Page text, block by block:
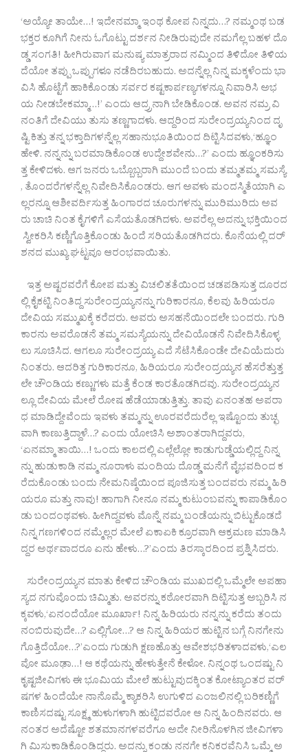
‘ಅಯ್ಯೋ ತಾಯೇ…! ಇದೇನಮ್ಮಾ ಇಂಥ ಕೋಪ ನಿನ್ನದು…? ನಮ್ಮಂಥ ಬಡ
ಭಕ್ತರ ಕೂಗಿಗೆ ನೀನು ಓಗೊಟ್ಟು ದರ್ಶನ ನೀಡಿರುವುದೇ ನಮಗೆಲ್ಲ ಬಹಳ ದೊ
ಡ್ಡ ಸಂಗತಿ! ಹೀಗಿರುವಾಗ ಮನುಷ್ಯ ಮಾತ್ರರಾದ ನಮ್ಮಿಂದ ತಿಳಿದೋ ತಿಳಿಯ
ದೆಯೋ ತಪ್ಪು ಒಪ್ಪುಗಳೂ ನಡೆದಿರಬಹುದು. ಅದನ್ನೆಲ್ಲ ನಿನ್ನ ಮಕ್ಕಳೆಂದು ಭಾ
ವಿಸಿ ಹೊಟ್ಟೆಗೆ ಹಾಕಿಕೊಂಡು ಸರ್ವರ ಕಷ್ಟಕಾರ್ಪಣ್ಯಗಳನ್ನೂ ನಿವಾರಿಸಿ ಅಭ
ಯ ನೀಡಬೇಕಮ್ಮಾ…!’ ಎಂದು ಆದ್ರ್ರನಾಗಿ ಬೇಡಿಕೊಂಡ. ಅವನ ನಮ್ರ ವಿ
ನಂತಿಗೆ ದೇವಿಯು ತುಸು ತಣ್ಣಗಾದಳು. ಆದ್ದರಿಂದ ಸುರೇಂದ್ರಯ್ಯನಿಂದ ದೃ
ಷ್ಟಿ ಕಿತ್ತು ತನ್ನ ಭಕ್ತಾದಿಗಳನ್ನೆಲ್ಲ ಸಹಾನುಭೂತಿಯಿಂದ ದಿಟ್ಟಿಸಿದವಳು,‘ಹ್ಞೂಂ
ಹೇಳಿ. ನನ್ನನ್ನು ಬರಮಾಡಿಕೊಂಡ ಉದ್ದೇಶವೇನು…?’ ಎಂದು ಹ್ಞೂಂಕರಿಸು
ತ್ತ ಕೇಳಿದಳು. ಆಗ ಜನರು ಒಬ್ಬೊಬ್ಬರಾಗಿ ಮುಂದೆ ಬಂದು ತಮ್ಮತಮ್ಮ ಸಮಸ್ಯೆ
, ತೊಂದರೆಗಳನ್ನೆಲ್ಲ ನಿವೇದಿಸಿಕೊಂಡರು. ಆಗ ಅವಳು ಮಂದಸ್ಮಿತೆಯಾಗಿ ಎ
ಲ್ಲರನ್ನೂ ಆಶೀವರ್ದಿಸುತ್ತ ಹಿಂಗಾರದ ಚೂರುಗಳನ್ನು ಮುರಿಮುರಿದು ಅವ
ರು ಚಾಚಿ ನಿಂತ ಕೈಗಳಿಗೆ ಎಸೆಯತೊಡಗಿದಳು. ಅವರೆಲ್ಲ ಅದನ್ನು ಭಕ್ತಿಯಿಂದ
ಸ್ವೀಕರಿಸಿ ಕಣ್ಣಿಗೊತ್ತಿಕೊಂಡು ಹಿಂದೆ ಸರಿಯತೊಡಗಿದರು. ಕೊನೆಯಲ್ಲಿ ದರ್
ಶನದ ಮುಖ್ಯ ಘಟ್ಟವೂ ಆರಂಭವಾಯಿತು.
ಇತ್ತ ಅಷ್ಟರವರೆಗೆ ಕೋಪ ಮತ್ತು ವಿಚಲಿತತೆಯಿಂದ ಚಡಪಡಿಸುತ್ತ ದೂರದ
ಲ್ಲಿ ಕೈಕಟ್ಟಿ ನಿಂತಿದ್ದ ಸುರೇಂದ್ರಯ್ಯನನ್ನು ಗುರಿಕಾರನೂ, ಕೆಲವು ಹಿರಿಯರೂ
ದೇವಿಯ ಸಮ್ಮುಖಕ್ಕೆ ಕರೆದರು. ಅವರು ಅಸಹನೆಯಿಂದಲೇ ಬಂದರು. ಗುರಿ
ಕಾರನು ಅವರೊಡನೆ ತಮ್ಮ ಸಮಸ್ಯೆಯನ್ನು ದೇವಿಯೊಡನೆ ನಿವೇದಿಸಿಕೊಳ್ಳ
ಲು ಸೂಚಿಸಿದ. ಆಗಲೂ ಸುರೇಂದ್ರಯ್ಯ ಎದೆ ಸೆಟೆಸಿಕೊಂಡೇ ದೇವಿಯೆದುರು
ನಿಂತರು. ಆದರಿತ್ತ ಗುರಿಕಾರನೂ, ಹಿರಿಯರೂ ಸುರೇಂದ್ರಯ್ಯನ ಹೆಸರೆತ್ತುತ್ತ
ಲೇ ಚೌಂಡಿಯ ಕಣ್ಣುಗಳು ಮತ್ತೆ ಕೆಂಡ ಕಾರತೊಡಗಿದವು. ಸುರೇಂದ್ರಯ್ಯನ
ಲ್ಲೂ ದೇವಿಯ ಮೇಲೆ ರೋಷ ಹೆಡೆಯಾಡುತ್ತಿತ್ತು. ತಾವು ಏನಂತಹ ಅಪರಾ
ಧ ಮಾಡಿದ್ದೇವೆಂದು ಇವಳು ತಮ್ಮನ್ನು ಊರವರೆದುರೆಲ್ಲ ಇಷ್ಟೊಂದು ತುಚ್ಛ
ವಾಗಿ ಕಾಣುತ್ತಿದ್ದಾಳೆ…? ಎಂದು ಯೋಚಿಸಿ ಅಶಾಂತರಾಗಿದ್ದವರು,
‘ಏನಮ್ಮಾ ತಾಯಿ…! ಒಂದು ಕಾಲದಲ್ಲಿ ಎಲ್ಲೆಲ್ಲೋ ಕಾಡುಗುಡ್ಡೆಯಲ್ಲಿದ್ದ ನಿನ್ನ
ನ್ನು ಹುಡುಕಾಡಿ ನಮ್ಮ ನೂರಾಳು ಮಂದಿಯ ದೊಡ್ಡ ಮನೆಗೆ ವೈಭವದಿಂದ ಕ
ರೆದುಕೊಂಡು ಬಂದು ನೇಮನಿಷ್ಠೆಯಿಂದ ಪೂಜಿಸುತ್ತ ಬಂದವರು ನಮ್ಮ ಹಿರಿ
ಯರೂ ಮತ್ತು ನಾವು! ಹಾಗಾಗಿ ನೀನೂ ನಮ್ಮ ಕುಟುಂಬವನ್ನು ಕಾಪಾಡಿಕೊಂ
ಡು ಬಂದಂಥವಳು. ಹೀಗಿದ್ದವಳು ಮೊನ್ನೆ ನಮ್ಮ ಬಂಡೆಯನ್ನು ಬಿಟ್ಟುಕೊಡದೆ
ನಿನ್ನ ಗಣಗಳಿಂದ ನಮ್ಮೆಲ್ಲರ ಮೇಲೆ ಏಕಾಏಕಿ ಕ್ರೂರವಾಗಿ ಆಕ್ರಮಣ ಮಾಡಿಸಿ
ದ್ದರ ಅರ್ಥವಾದರೂ ಏನು ಹೇಳು…?’ಎಂದು ತಿರಸ್ಕಾರದಿಂದ ಪ್ರಶ್ನಿಸಿದರು.
ಸುರೇಂದ್ರಯ್ಯನ ಮಾತು ಕೇಳಿದ ಚೌಂಡಿಯ ಮುಖದಲ್ಲಿ ಒಮ್ಮೆಲೇ ಅಪಹಾ
ಸ್ಯದ ನಗುವೊಂದು ಚಿಮ್ಮಿತು. ಅವರನ್ನು ಕಠೋರವಾಗಿ ದಿಟ್ಟಿಸುತ್ತ ಅಬ್ಬರಿಸಿ ನ
ಕ್ಕವಳು,‘ಏನಂದೆಯೋ ಮೂರ್ಖಾ! ನಿನ್ನ ಹಿರಿಯರು ನನ್ನನ್ನು ಕರೆದು ತಂದು
ನಂಬಿರುವುದೇ…? ಎಲ್ಲಿಗೋ…? ಆ ನಿನ್ನ ಹಿರಿಯರ ಹುಟ್ಟಿನ ಬಗ್ಗೆ ನಿನಗೇನು
ಗೊತ್ತಿದೆಯೋ…?’ಎಂದು ಗುಡುಗಿ ಕ್ಷಣಹೊತ್ತು ಆವೇಶಭರಿತಳಾದವಳು,‘ಎಲ
ವೋ ಮೂಢಾ…! ಆ ಕಥೆಯನ್ನು ಹೇಳುತ್ತೇನೆ ಕೇಳೋ. ನಿನ್ನಂಥ ಒಂದಷ್ಟು ನಿ
ಕೃಷ್ಟಜೀವಿಗಳು ಈ ಭೂಮಿಯ ಮೇಲೆ ಹುಟ್ಟುವುದಕ್ಕಿಂತ ಕೋಟ್ಯಾಂತರ ವರ್
ಷಗಳ ಹಿಂದೆಯೇ ನಾನೊಮ್ಮೆ ಕ್ಯಾಕರಿಸಿ ಉಗುಳಿದ ಎಂಜಲಿನಲ್ಲಿ ಬರಿಕಣ್ಣಿಗೆ
ಕಾಣಿಸದಷ್ಟು ಸೂಕ್ಷ್ಮ ಹುಳುಗಳಾಗಿ ಹುಟ್ಟಿದವರೋ ಆ ನಿನ್ನ ಹಿಂದಿನವರು. ಆ
ನಂತರ ಅದೆಷ್ಟೋ ಶತಮಾನಗಳವರೆಗೂ ಅದೇ ನೀರಿನೊಳಗಿನ ಜೀವಿಗಳಾ
ಗಿ ಮಿಸುಕಾಡಿಕೊಂಡಿದ್ದರು. ಅದನ್ನು ಕಂಡು ನನಗೇ ಕನಿಕರವೆನಿಸಿ ಒಮ್ಮೆ ಅ